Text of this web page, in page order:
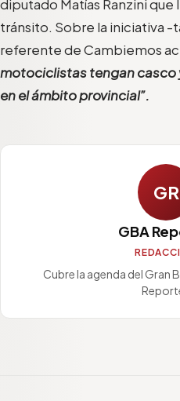
diputado Matías Ranzini que
tránsito. Sobre la iniciativa
referente de Cambiemos
motociclistas tengan
en el ámbito provincial”.
GR
GBA
Cubre la agenda del Gran